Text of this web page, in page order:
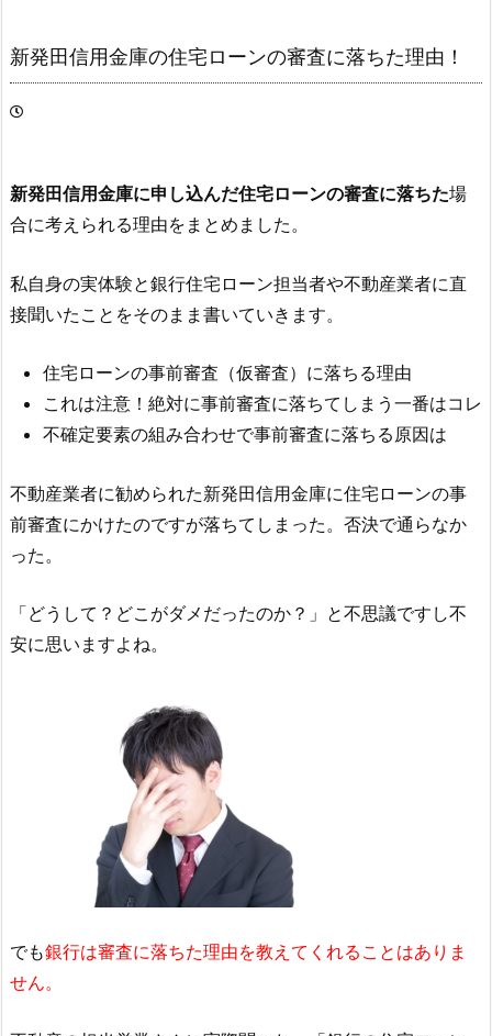
新発田信用金庫の住宅ローンの審査に落ちた理由！
新発田信用金庫に申し込んだ住宅ローンの審査に落ちた場
合に考えられる理由をまとめました。
私自身の実体験と銀行住宅ローン担当者や不動産業者に直
接聞いたことをそのまま書いていきます。
住宅ローンの事前審査（仮審査）に落ちる理由
これは注意！絶対に事前審査に落ちてしまう一番はコレ
不確定要素の組み合わせで事前審査に落ちる原因は
不動産業者に勧められた新発田信用金庫に住宅ローンの事
前審査にかけたのですが落ちてしまった。否決で通らなか
った。
「どうして？どこがダメだったのか？」と不思議ですし不
安に思いますよね。
でも銀行は審査に落ちた理由を教えてくれることはありま
せん。